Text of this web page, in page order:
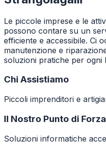
Le piccole imprese e le
possono contare su un
efficiente e accessibile. Ci
manutenzione e
soluzioni pratiche per ogni
Chi Assistiamo
Piccoli imprenditori e
Il Nostro Punto di Forza
Soluzioni informatiche